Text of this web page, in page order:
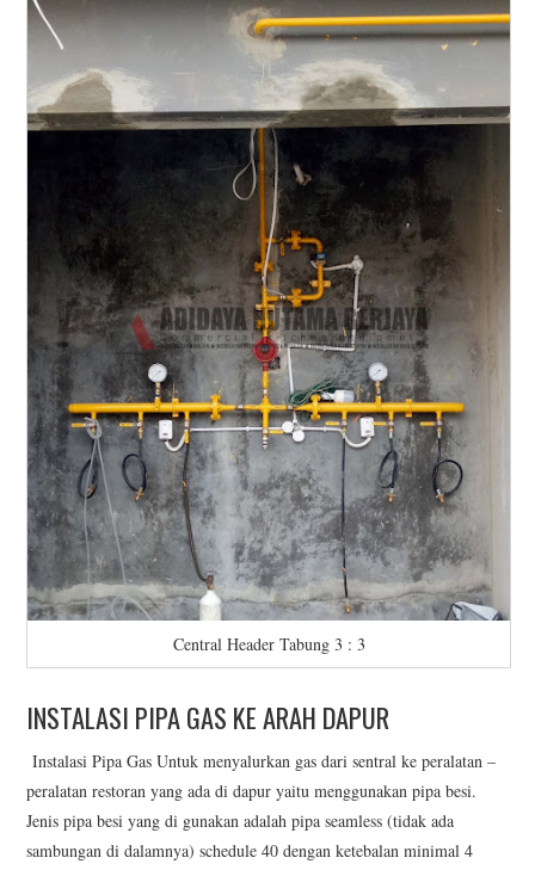
Central Header Tabung 3 : 3
INSTALASI PIPA GAS KE ARAH DAPUR
Instalasi Pipa Gas Untuk menyalurkan gas dari sentral ke peralatan –
peralatan restoran yang ada di dapur yaitu menggunakan pipa besi.
Jenis pipa besi yang di gunakan adalah pipa seamless (tidak ada
sambungan di dalamnya) schedule 40 dengan ketebalan minimal 4